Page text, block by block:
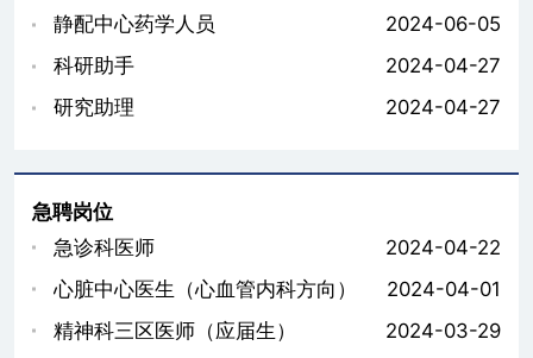
静配中心药学人员
2024-06-05
科研助手
2024-04-27
研究助理
2024-04-27
急聘岗位
急诊科医师
2024-04-22
心脏中心医生（心血管内科方向）
2024-04-01
精神科三区医师（应届生）
2024-03-29